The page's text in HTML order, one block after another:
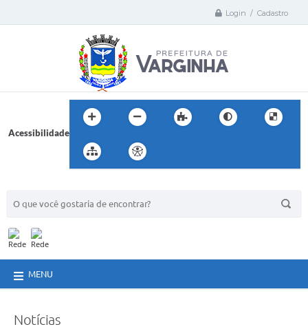
Login / Cadastro
Acessibilidade
MENU
Notícias